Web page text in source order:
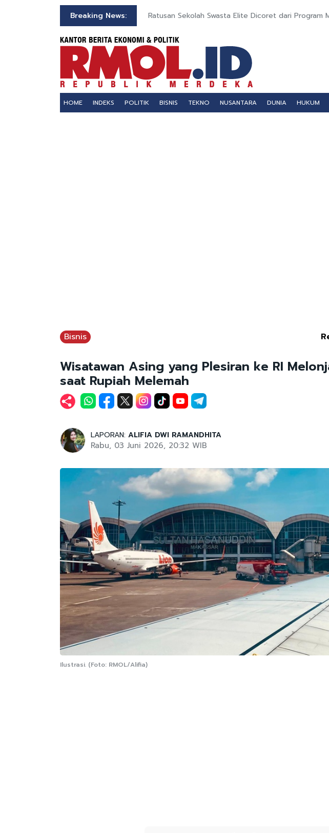
Breaking News: Ratusan Sekolah Swasta Elite Dicoret dari Program
HOME INDEKS POLITIK BISNIS TEKNO NUSANTARA DUNIA HUKUM
Bisnis
Wisatawan Asing yang Plesiran ke RI
saat Rupiah Melemah
LAPORAN: ALIFIA DWI RAMANDHITA
Rabu, 03 Juni 2026, 20:32 WIB
Ilustrasi. (Foto: RMOL/Alifia)